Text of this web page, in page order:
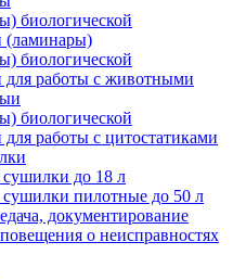
биологической
(ламинары)
биологической
для работы с животными
биологической
для работы с цитостатиками
до 18 л
пилотные до 50 л
документирование
о неисправностях